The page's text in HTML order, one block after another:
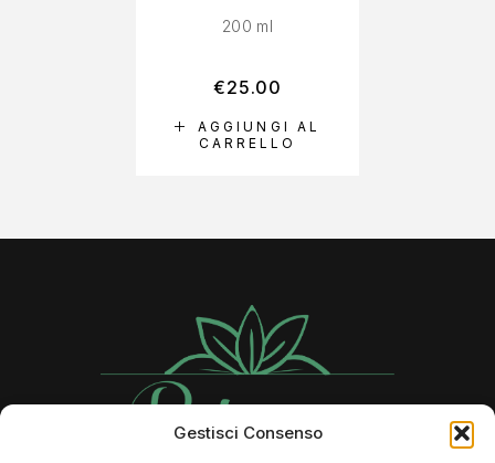
Gestisci Consenso
AGGIUNGI AL
CARRELLO
200 ml
€25.00